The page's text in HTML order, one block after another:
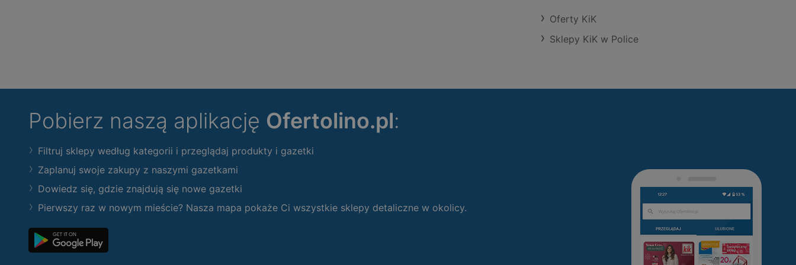
Oferty KiK
Sklepy KiK w Police
Pobierz naszą aplikację Ofertolino.pl:
Filtruj sklepy według kategorii i przeglądaj produkty i gazetki
Zaplanuj swoje zakupy z naszymi gazetkami
Dowiedz się, gdzie znajdują się nowe gazetki
Pierwszy raz w nowym mieście? Nasza mapa pokaże Ci wszystkie sklepy detaliczne w okolicy.